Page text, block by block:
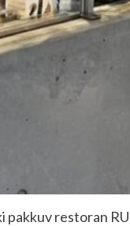
pakkuv restoran